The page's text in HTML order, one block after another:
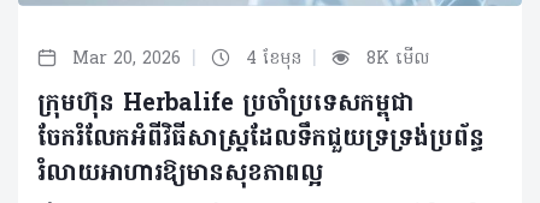
Mar 20, 2026 | 4 ខែមុន | 8K មើល
ក្រុមហ៊ុន Herbalife ប្រចាំប្រទេសកម្ពុជា
ចែករំលែកអំពីវិធីសាស្រ្តដែលទឹកជួយទ្រទ្រង់ប្រព័ន្ធ
រំលាយអាហារឱ្យមានសុខភាពល្អ